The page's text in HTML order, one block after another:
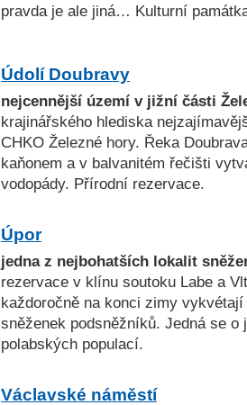
pravda je ale jiná… Kulturní
Údolí Doubravy
nejcennější území v jižní části
krajinářského hlediska
CHKO Železné hory. Řeka
kaňonem a v balvanitém řečišti
vodopády. Přírodní rezervace.
Úpor
jedna z nejbohatších lokalit
rezervace v klínu soutoku Labe a
každoročně na konci zimy
sněženek podsněžníků. Jedná se o
polabských populací.
Václavské náměstí